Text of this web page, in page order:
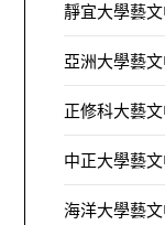
靜宜大學藝
亞洲大學藝
正修科大藝
中正大學藝
海洋大學藝